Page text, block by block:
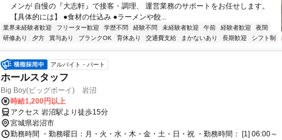
メンが 自慢の『大志軒』で接客・調理、 運営業務のサポートをお任せします。
【具体的には】 ●食材の仕込み ●ラーメンや餃...
業界未経験者歓迎 フリーター歓迎 学歴不問 経験不問 未経験者歓迎 午前 経験者歓迎
夜間
研修あり
夕方 賞与あり ブランクOK 育休あり 交通費支給 まかないあり 長期歓迎 シフト制
アルバイト・パート
ホールスタッフ
Big Boy(ビッグボーイ) 岩沼
時給1,200円以上
アクセス 岩沼駅より徒歩15分
宮城県岩沼市
勤務時間 ・勤務曜日：月・火・水・木・金・土・日・祝 ・勤務時間： [1] 06:00～